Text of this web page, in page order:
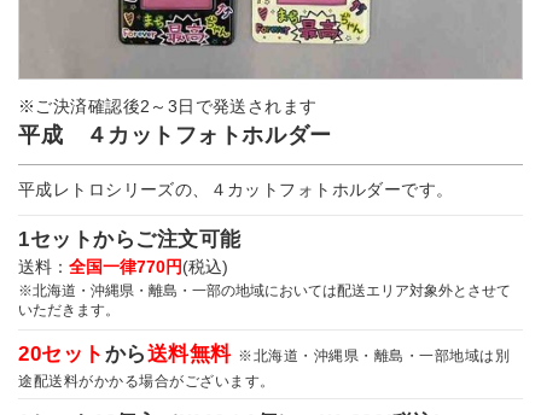
※ご決済確認後2～3日で発送されます
平成 ４カットフォトホルダー
平成レトロシリーズの、４カットフォトホルダーです。
1セットからご注文可能
送料： 全国一律770円(税込)
※北海道・沖縄県・離島・一部の地域においては配送エリア対象外とさせて
いただきます。
20セット から送料無料 ※北海道・沖縄県・離島・一部地域は別
途配送料がかかる場合がございます。